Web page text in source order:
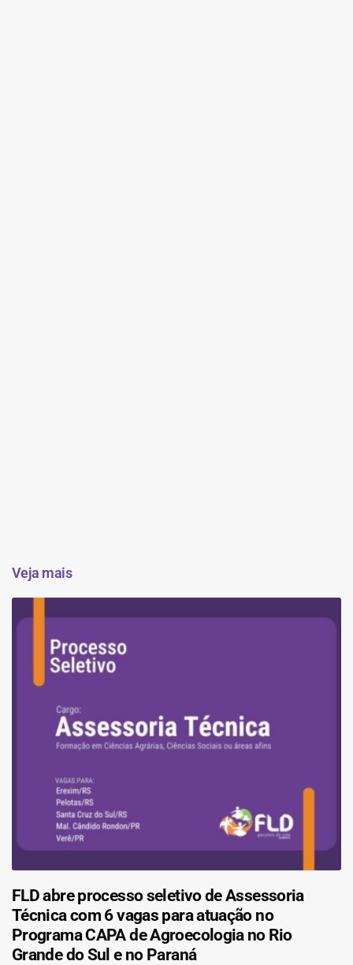
Veja mais
FLD abre processo seletivo de Assessoria
Técnica com 6 vagas para atuação no
Programa CAPA de Agroecologia no Rio
Grande do Sul e no Paraná